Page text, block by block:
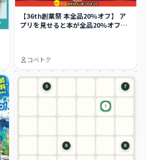
【36th創業祭 本全品20%オフ】 ア
プリを見せると本が全品20%オフ
コベトク